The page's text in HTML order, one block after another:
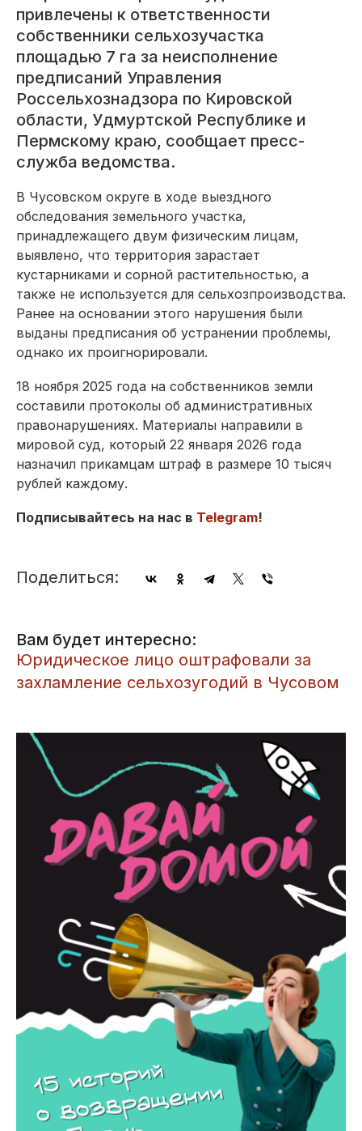
привлечены к ответственности
собственники сельхозучастка
площадью 7 га за неисполнение
предписаний Управления
Россельхознадзора по Кировской
области, Удмуртской Республике и
Пермскому краю, сообщает пресс-
служба ведомства.
В Чусовском округе в ходе выездного
обследования земельного участка,
принадлежащего двум физическим лицам,
выявлено, что территория зарастает
кустарниками и сорной растительностью, а
также не используется для сельхозпроизводства.
Ранее на основании этого нарушения были
выданы предписания об устранении проблемы,
однако их проигнорировали.
18 ноября 2025 года на собственников земли
составили протоколы об административных
правонарушениях. Материалы направили в
мировой суд, который 22 января 2026 года
назначил прикамцам штраф в размере 10 тысяч
рублей каждому.
Подписывайтесь на нас в Telegram!
Поделиться:
Вам будет интересно:
Юридическое лицо оштрафовали за
захламление сельхозугодий в Чусовом